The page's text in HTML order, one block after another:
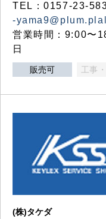
TEL：0157-23-
-
営業時間：9:00〜
日
販売可 工事
(株)タケダ